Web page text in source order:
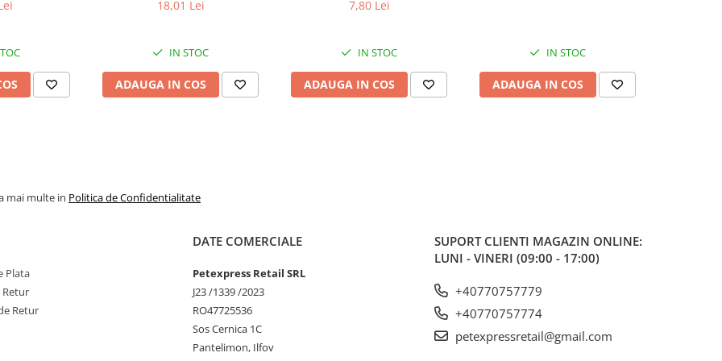
să-și consume energia într-un
fier, vitaminele A, B1,
natural al dietei.
brută 18,0 %, cenușă brută
18,01 Lei
IN STOC
ADAUGA IN COS
7,80 Lei
IN STOC
ADAUGA IN COS
IN STOC
ADAUGA IN COS
mai multe in Politica de Confidentialitate
Plata
Retur
Retur
DATE COMERCIALE
Petexpress Retail SRL
J23 /1339 /2023
RO47725536
Sos Cernica 1C
Pantelimon, Ilfov
SUPORT CLIENTI MAGAZIN ONLINE:
LUNI - VINERI (09:00 - 17:00)
+40770757779
+40770757774
petexpressretail@gmail.com